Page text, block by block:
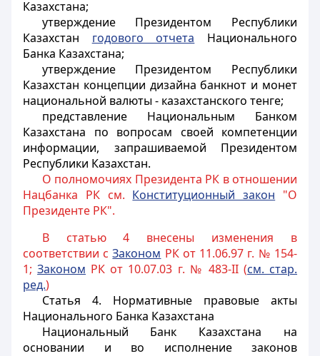
Казахстана;
утверждение Президентом Республики
Казахстан годового отчета Национального
Банка Казахстана;
утверждение Президентом Республики
Казахстан концепции дизайна банкнот и монет
национальной валюты - казахстанского тенге;
представление Национальным Банком
Казахстана по вопросам своей компетенции
информации, запрашиваемой Президентом
Республики Казахстан.
О полномочиях Президента РК в отношении
Нацбанка РК см. Конституционный закон "О
Президенте РК".
В статью 4 внесены изменения в
соответствии сЗаконом РК от 11.06.97 г. № 154-
1;Законом РК от 10.07.03 г. № 483-II (см. стар.
ред.)
Статья 4. Нормативные правовые акты
Национального Банка Казахстана
Национальный Банк Казахстана на
основании и во исполнение законов